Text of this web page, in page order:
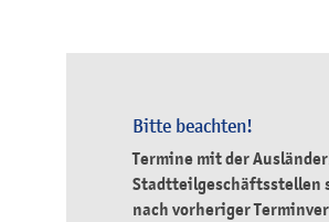
Bitte beachten!
Termine mit der
Stadtteilgeschäftsstellen
nach vorheriger